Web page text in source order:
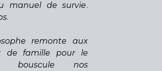
manuel de survie.
.
remonte aux
de famille pour le
bouscule nos